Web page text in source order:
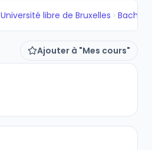
Université libre de Bruxelles
Ajouter à "Mes cours"